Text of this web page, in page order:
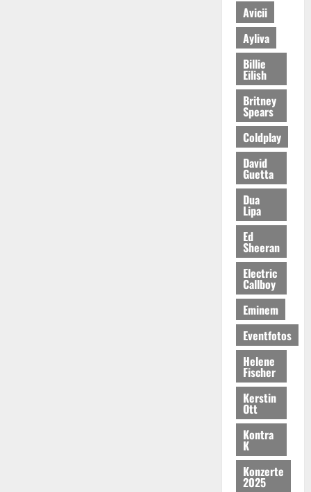
Avicii
Ayliva
Billie
Eilish
Britney
Spears
Coldplay
David
Guetta
Dua
Lipa
Ed
Sheeran
Electric
Callboy
Eminem
Eventfotos
Helene
Fischer
Kerstin
Ott
Kontra
K
Konzerte
2025